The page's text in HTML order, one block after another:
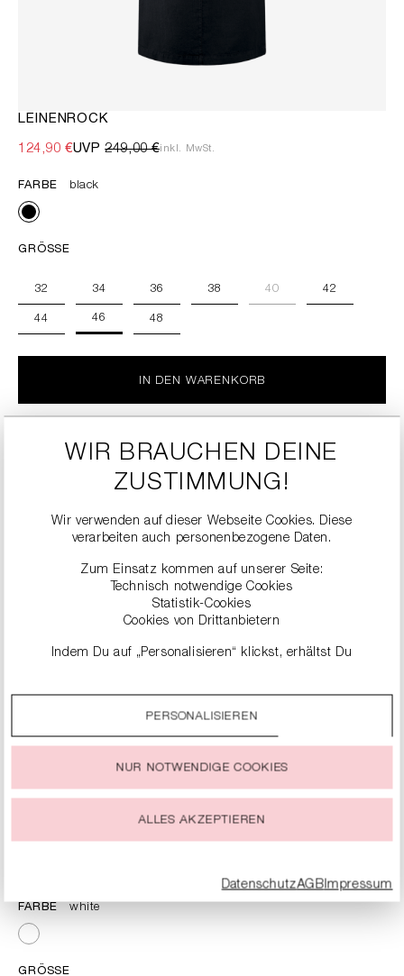
LEINENROCK
124,90 €UVP249,00 €inkl. MwSt.
FARBE black
GRÖSSE
32 34 36 38 40 42
44 46 48
IN DEN WARENKORB
TANKTOP
FARBE white
GRÖSSE
WIR BRAUCHEN DEINE
ZUSTIMMUNG!
Wir verwenden auf dieser Webseite Cookies. Diese
verarbeiten auch personenbezogene Daten.
Zum Einsatz kommen auf unserer Seite:
Technisch notwendige Cookies
Statistik-Cookies
Cookies von Drittanbietern
Indem Du auf „Personalisieren“ klickst, erhältst Du
Durch einen Klick auf das Auswahlfeld „Alle akzeptieren“
stimmst Du der Verwendung aller Cookies zu, die unter
jeder Zeit ändern oder widerrufen.
PERSONALISIEREN
NUR NOTWENDIGE COOKIES
ALLES AKZEPTIEREN
DatenschutzAGBImpressum